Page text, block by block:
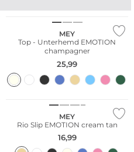
Auch als
digitale
Geschenkkarte
erhältlich
MEY
Top - Unterhemd EMOTION
champagner
25,99
Große Größen
MEY
Rio Slip EMOTION cream tan
16,99